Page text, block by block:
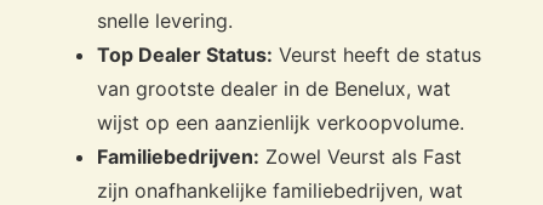
snelle levering.
Top Dealer Status: Veurst heeft de status
van grootste dealer in de Benelux, wat
wijst op een aanzienlijk verkoopvolume.
Familiebedrijven: Zowel Veurst als Fast
zijn onafhankelijke familiebedrijven, wat